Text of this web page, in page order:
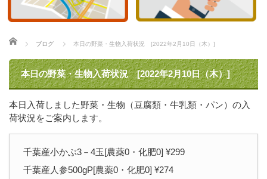
ホーム
ブログ 本日の野菜・生物入荷状況 [2022年2月10日（木）]
本日の野菜・生物入荷状況 [2022年2月10日（木）]
本日入荷しました野菜・生物（豆腐類・牛乳類・パン）の入
荷状況をご案内します。
千葉産小かぶ3－4玉[農薬0・化肥0] ¥299
千葉産人参500gP[農薬0・化肥0] ¥274